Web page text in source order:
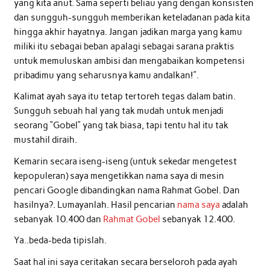
yang kita anut. Sama seperti beliau yang dengan konsisten
dan sungguh-sungguh memberikan keteladanan pada kita
hingga akhir hayatnya. Jangan jadikan marga yang kamu
miliki itu sebagai beban apalagi sebagai sarana praktis
untuk memuluskan ambisi dan mengabaikan kompetensi
pribadimu yang seharusnya kamu andalkan!”.
Kalimat ayah saya itu tetap tertoreh tegas dalam batin.
Sungguh sebuah hal yang tak mudah untuk menjadi
seorang “Gobel” yang tak biasa, tapi tentu hal itu tak
mustahil diraih.
Kemarin secara iseng-iseng (untuk sekedar mengetest
kepopuleran) saya mengetikkan nama saya di mesin
pencari Google dibandingkan nama Rahmat Gobel. Dan
hasilnya?. Lumayanlah. Hasil pencarian nama saya adalah
sebanyak 10.400 dan Rahmat Gobel sebanyak 12.400.
Ya..beda-beda tipislah.
Saat hal ini saya ceritakan secara berseloroh pada ayah